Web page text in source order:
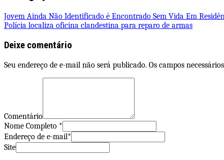
Jovem Ainda Não Identificado é Encontrado Sem Vida Em
Polícia localiza oficina clandestina para reparo de armas
Deixe comentário
Seu endereço de e-mail não será publicado. Os campos
Comentário
Nome Completo *
Endereço de e-mail*
Site